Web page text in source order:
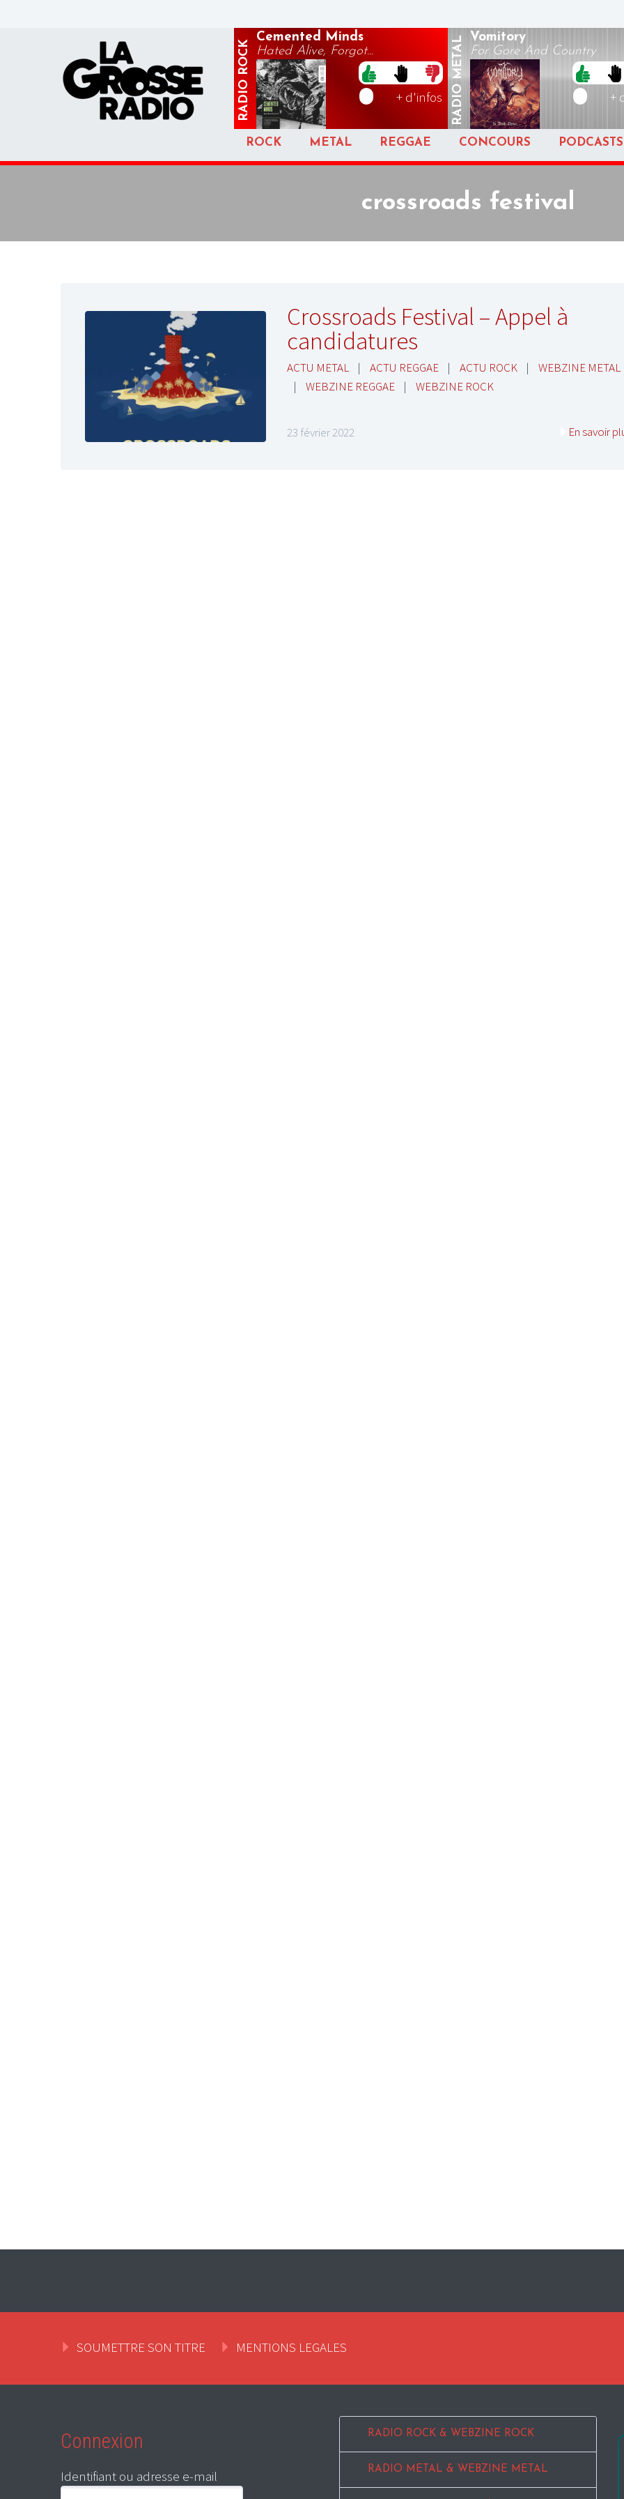
RADIO
ROCK
Cemented Minds
Hated Alive, Forgot...
+ d'infos RADIO
METAL Vomitory
For Gore And Country
+
ROCK METAL REGGAE CONCOURS PODCASTS
crossroads festival
Crossroads Festival – Appel à
candidatures
ACTU METAL | ACTU REGGAE | ACTU ROCK |
WEBZINE METAL
|
WEBZINE REGGAE | WEBZINE ROCK
23 février 2022 En savoir
SOUMETTRE SON TITRE MENTIONS LEGALES
Connexion
Identifiant ou adresse e-mail
RADIO ROCK & WEBZINE ROCK
RADIO METAL & WEBZINE METAL